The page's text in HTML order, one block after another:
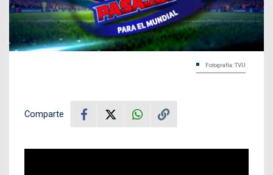
Fotografía: TVU
Comparte